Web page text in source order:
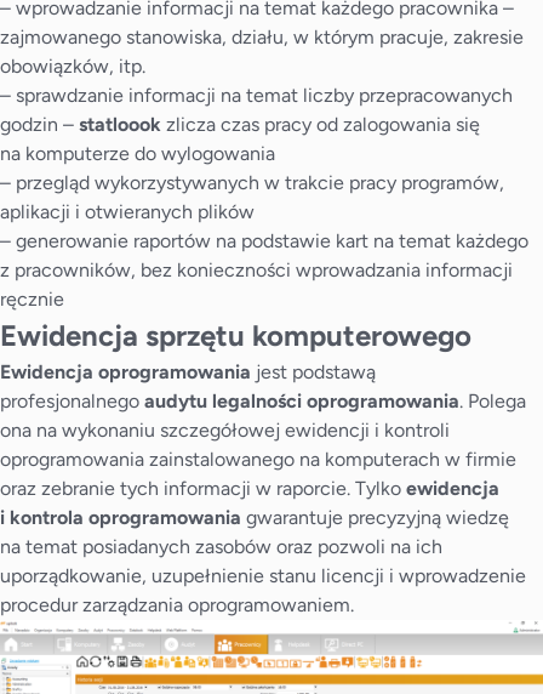
– wprowadzanie informacji na temat każdego pracownika –
zajmowanego stanowiska, działu, w którym pracuje, zakresie
obowiązków, itp.
– sprawdzanie informacji na temat liczby przepracowanych
godzin – statloook zlicza czas pracy od zalogowania się
na komputerze do wylogowania
– przegląd wykorzystywanych w trakcie pracy programów,
aplikacji i otwieranych plików
– generowanie raportów na podstawie kart na temat każdego
z pracowników, bez konieczności wprowadzania informacji
ręcznie
Ewidencja sprzętu komputerowego
Ewidencja oprogramowania jest podstawą
profesjonalnego audytu legalności oprogramowania. Polega
ona na wykonaniu szczegółowej ewidencji i kontroli
oprogramowania zainstalowanego na komputerach w firmie
oraz zebranie tych informacji w raporcie. Tylko ewidencja
i kontrola oprogramowania gwarantuje precyzyjną wiedzę
na temat posiadanych zasobów oraz pozwoli na ich
uporządkowanie, uzupełnienie stanu licencji i wprowadzenie
procedur zarządzania oprogramowaniem.